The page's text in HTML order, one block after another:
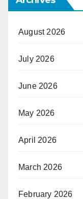
August 2026
July 2026
June 2026
May 2026
April 2026
March 2026
February 2026